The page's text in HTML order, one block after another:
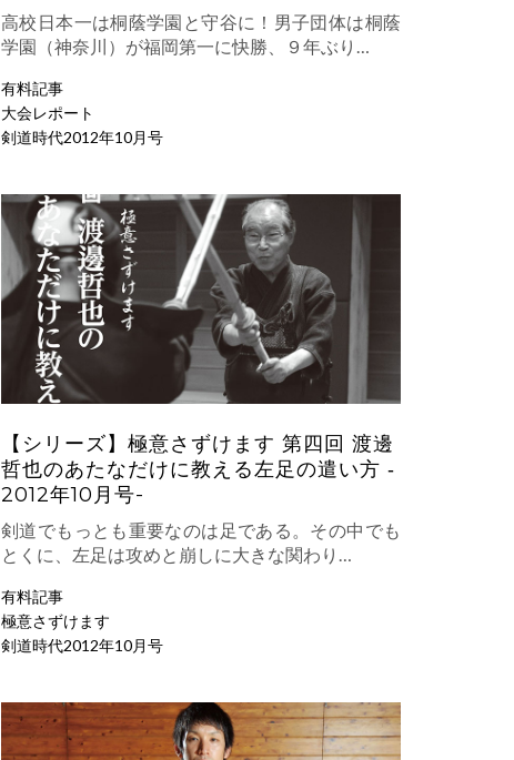
高校日本一は桐蔭学園と守谷に！男子団体は桐蔭
学園（神奈川）が福岡第一に快勝、９年ぶり…
有料記事
大会レポート
剣道時代2012年10月号
【シリーズ】極意さずけます 第四回 渡邊
哲也のあたなだけに教える左足の遣い方 ‐
2012年10月号-
剣道でもっとも重要なのは足である。その中でも
とくに、左足は攻めと崩しに大きな関わり…
有料記事
極意さずけます
剣道時代2012年10月号